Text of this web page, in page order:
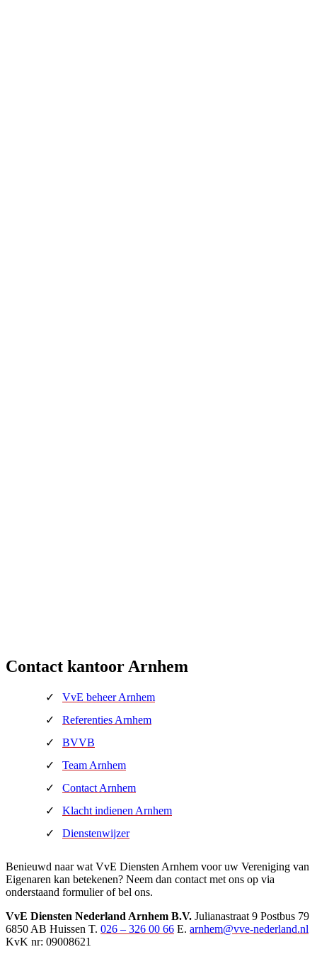
Contact kantoor Arnhem
VvE beheer Arnhem
Referenties Arnhem
BVVB
Team Arnhem
Contact Arnhem
Klacht indienen Arnhem
Dienstenwijzer
Benieuwd naar wat VvE Diensten Arnhem voor uw Vereniging van
Eigenaren kan betekenen? Neem dan contact met ons op via
onderstaand formulier of bel ons.
VvE Diensten Nederland Arnhem B.V. Julianastraat 9 Postbus 79
6850 AB Huissen T. 026 – 326 00 66 E. arnhem@vve-nederland.nl
KvK nr: 09008621